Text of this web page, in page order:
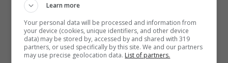
Learn more
Your personal data will be processed and information from
your device (cookies, unique identifiers, and other device
data) may be stored by, accessed by and shared with 319
partners, or used specifically by this site. We and our partners
may use precise geolocation data. List of partners.